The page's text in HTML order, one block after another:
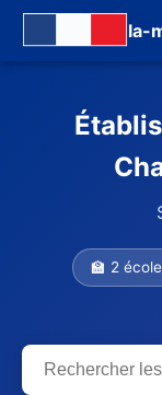
la-
🏫 2